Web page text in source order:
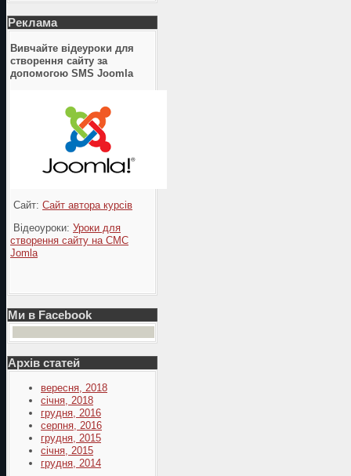
Реклама
Вивчайте відеуроки для
створення сайту за
допомогою SMS Joomla
Сайт: Сайт автора курсів
Відеоуроки: Уроки для
створення сайту на СМС
Jomla
Ми в Facebook
Архів статей
вересня, 2018
січня, 2018
грудня, 2016
серпня, 2016
грудня, 2015
січня, 2015
грудня, 2014